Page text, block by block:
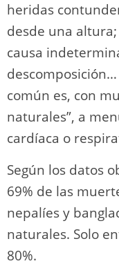
heridas
desde una
causa
común es, con
naturales”, a
cardíaca o
Según los datos
69% de las
nepalíes y
naturales. Solo
80%.